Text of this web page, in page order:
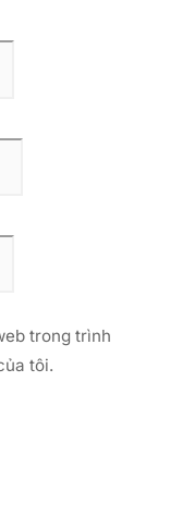
trong trình
tôi.